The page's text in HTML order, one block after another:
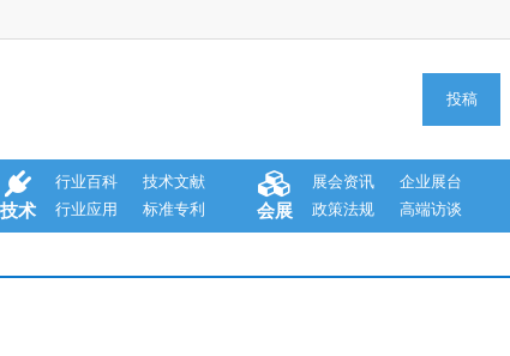
投稿
技术
行业百科
技术文献
行业应用
标准专利 会展
展会资讯
企业展台
政策法规
高端访谈